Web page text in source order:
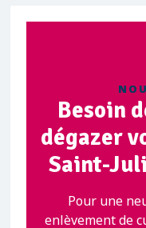
Besoin
dégazer
Saint-
Pour une
enlèvement de